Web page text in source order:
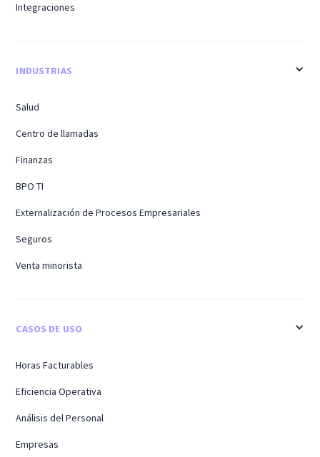
Integraciones
INDUSTRIAS
Salud
Centro de llamadas
Finanzas
BPO TI
Externalización de Procesos Empresariales
Seguros
Venta minorista
CASOS DE USO
Horas Facturables
Eficiencia Operativa
Análisis del Personal
Empresas